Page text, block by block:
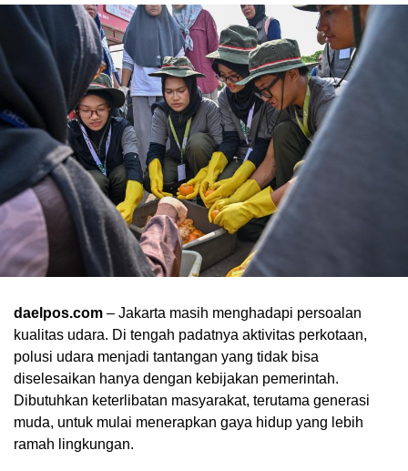
daelpos.com – Jakarta masih menghadapi persoalan
kualitas udara. Di tengah padatnya aktivitas perkotaan,
polusi udara menjadi tantangan yang tidak bisa
diselesaikan hanya dengan kebijakan pemerintah.
Dibutuhkan keterlibatan masyarakat, terutama generasi
muda, untuk mulai menerapkan gaya hidup yang lebih
ramah lingkungan.